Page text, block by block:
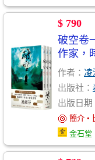
$ 790
破空卷
作家，
作者：
出版社：
出版日
簡介 •
金石堂